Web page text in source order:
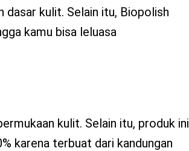
dasar kulit. Selain itu, Biopolish
kamu bisa leluasa
kulit. Selain itu, produk ini
karena terbuat dari kandungan